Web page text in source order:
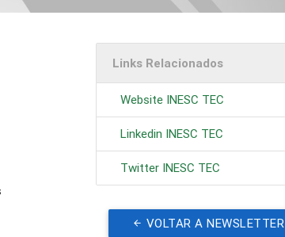
Links Relacionados
Website INESC TEC
Linkedin INESC TEC
Twitter INESC TEC
VOLTAR A NEWSLETTER